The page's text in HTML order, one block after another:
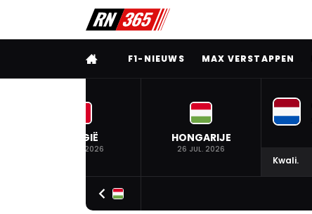
VOLLEDIG MENU
F1-NIEUWS MAX VERSTAPPEN
BELGIË
19 JUL. 2026
HONGARIJE
26 JUL. 2026
Kwali.